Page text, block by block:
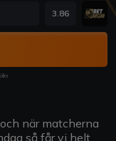
3.86
när matcherna
så får vi helt